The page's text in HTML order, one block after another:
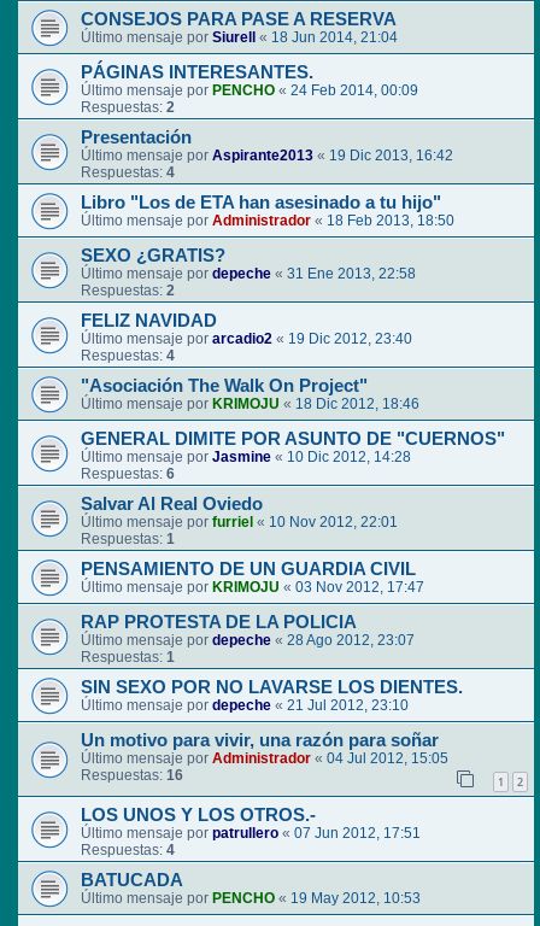
CONSEJOS PARA PASE A RESERVA
Último mensaje por Siurell « 18 Jun 2014, 21:04
PÁGINAS INTERESANTES.
Último mensaje por PENCHO « 24 Feb 2014, 00:09
Respuestas: 2
Presentación
Último mensaje por Aspirante2013 « 19 Dic 2013, 16:42
Respuestas: 4
Libro "Los de ETA han asesinado a tu hijo"
Último mensaje por Administrador « 18 Feb 2013, 18:50
SEXO ¿GRATIS?
Último mensaje por depeche « 31 Ene 2013, 22:58
Respuestas: 2
FELIZ NAVIDAD
Último mensaje por arcadio2 « 19 Dic 2012, 23:40
Respuestas: 4
"Asociación The Walk On Project"
Último mensaje por KRIMOJU « 18 Dic 2012, 18:46
GENERAL DIMITE POR ASUNTO DE "CUERNOS"
Último mensaje por Jasmine « 10 Dic 2012, 14:28
Respuestas: 6
Salvar Al Real Oviedo
Último mensaje por furriel « 10 Nov 2012, 22:01
Respuestas: 1
PENSAMIENTO DE UN GUARDIA CIVIL
Último mensaje por KRIMOJU « 03 Nov 2012, 17:47
RAP PROTESTA DE LA POLICIA
Último mensaje por depeche « 28 Ago 2012, 23:07
Respuestas: 1
SIN SEXO POR NO LAVARSE LOS DIENTES.
Último mensaje por depeche « 21 Jul 2012, 23:10
Un motivo para vivir, una razón para soñar
Último mensaje por Administrador « 04 Jul 2012, 15:05
Respuestas: 16 1 2
LOS UNOS Y LOS OTROS.-
Último mensaje por patrullero « 07 Jun 2012, 17:51
Respuestas: 4
BATUCADA
Último mensaje por PENCHO « 19 May 2012, 10:53